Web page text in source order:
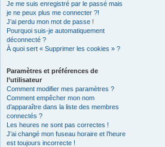
Je me suis enregistré par le passé mais
je ne peux plus me connecter ?!
J’ai perdu mon mot de passe !
Pourquoi suis-je automatiquement
déconnecté ?
À quoi sert « Supprimer les cookies » ?
Paramètres et préférences de
l’utilisateur
Comment modifier mes paramètres ?
Comment empêcher mon nom
d’apparaître dans la liste des membres
connectés ?
Les heures ne sont pas correctes !
J’ai changé mon fuseau horaire et l’heure
est toujours incorrecte !